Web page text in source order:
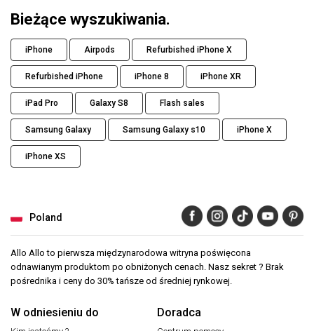
Bieżące wyszukiwania.
iPhone Airpods Refurbished iPhone X
Refurbished iPhone iPhone 8 iPhone XR
iPad Pro Galaxy S8 Flash sales
Samsung Galaxy Samsung Galaxy s10 iPhone X
iPhone XS
Poland
Allo Allo to pierwsza międzynarodowa witryna poświęcona
odnawianym produktom po obniżonych cenach. Nasz sekret ? Brak
pośrednika i ceny do 30% tańsze od średniej rynkowej.
W odniesieniu do Doradca